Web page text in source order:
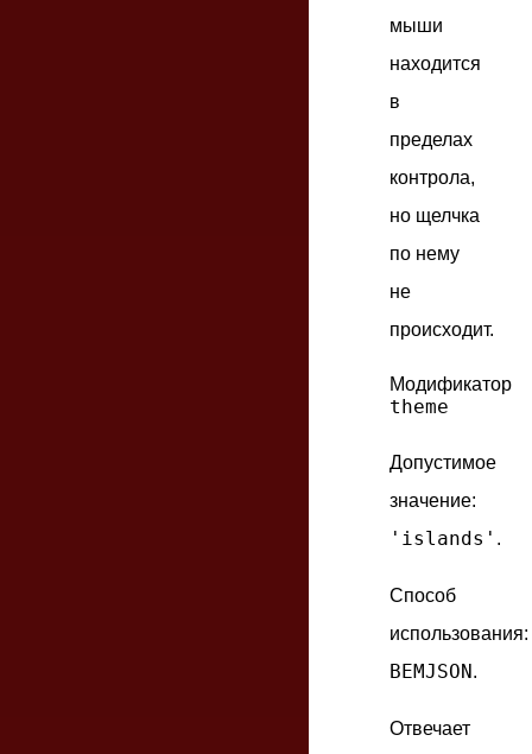
мыши
находится
в
пределах
контрола,
но щелчка
по нему
не
происходит.
Модификатор
theme
Допустимое
значение:
'islands' .
Способ
использования:
BEMJSON.
Отвечает